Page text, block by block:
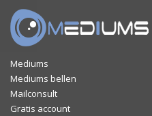
Mediums
Mediums bellen
Mailconsult
Gratis account